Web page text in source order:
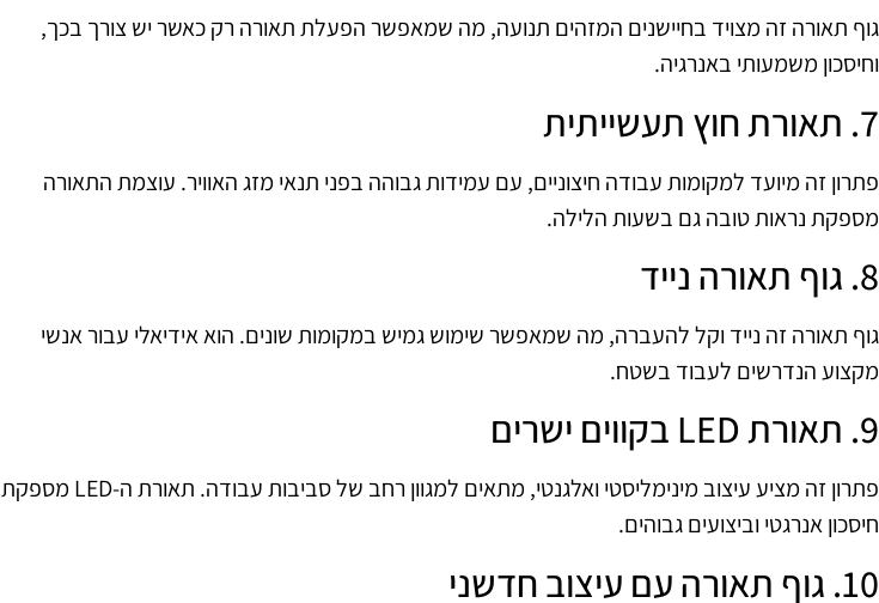
גוף תאורה זה מצויד בחיישנים המזהים תנועה, מה שמאפשר הפעלת תאורה רק כאשר יש צורך בכך,
וחיסכון משמעותי באנרגיה.
7. תאורת חוץ תעשייתית
פתרון זה מיועד למקומות עבודה חיצוניים, עם עמידות גבוהה בפני תנאי מזג האוויר. עוצמת התאורה
מספקת נראות טובה גם בשעות הלילה.
8. גוף תאורה נייד
גוף תאורה זה נייד וקל להעברה, מה שמאפשר שימוש גמיש במקומות שונים. הוא אידיאלי עבור אנשי
מקצוע הנדרשים לעבוד בשטח.
9. תאורת LED בקווים ישרים
פתרון זה מציע עיצוב מינימליסטי ואלגנטי, מתאים למגוון רחב של סביבות עבודה. תאורת ה-LED מספקת
חיסכון אנרגטי וביצועים גבוהים.
10. גוף תאורה עם עיצוב חדשני